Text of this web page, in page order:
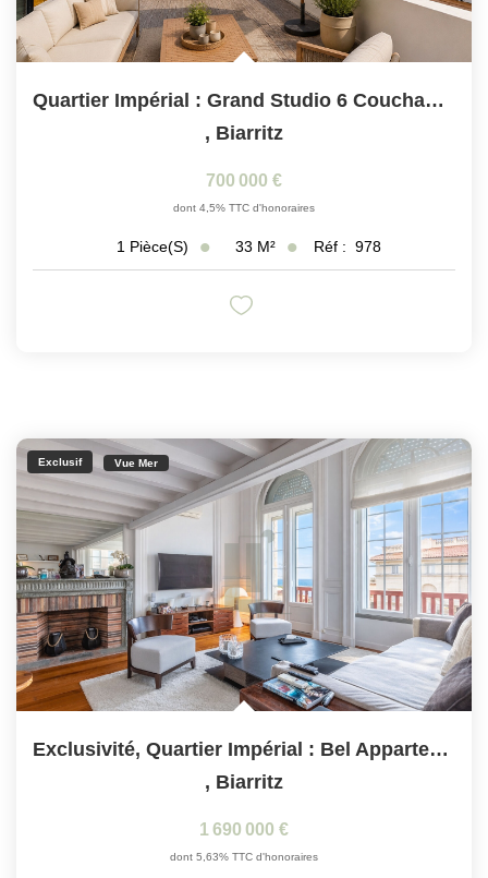
Quartier Impérial : Grand Studio 6 Couchages, Avec Superbe...
, Biarritz
700 000 €
dont 4,5% TTC d'honoraires
1 Pièce(s) 33 M² Réf : 978
Exclusif Vue Mer
Exclusivité, Quartier Impérial : Bel Appartement Vue Mer...
, Biarritz
1 690 000 €
dont 5,63% TTC d'honoraires